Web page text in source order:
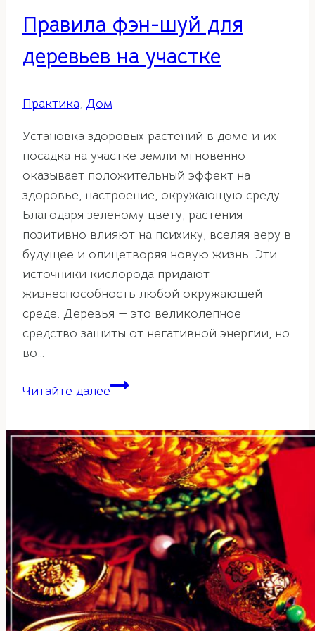
Правила фэн-шуй для
деревьев на участке
Практика, Дом
Установка здоровых растений в доме и их
посадка на участке земли мгновенно
оказывает положительный эффект на
здоровье, настроение, окружающую среду.
Благодаря зеленому цвету, растения
позитивно влияют на психику, вселяя веру в
будущее и олицетворяя новую жизнь. Эти
источники кислорода придают
жизнеспособность любой окружающей
среде. Деревья — это великолепное
средство защиты от негативной энергии, но
во…
Читайте далееПравила
для
деревьев
на
участке